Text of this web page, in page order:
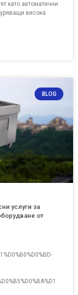
като автоматични
висока
BLOG
услуги за
от